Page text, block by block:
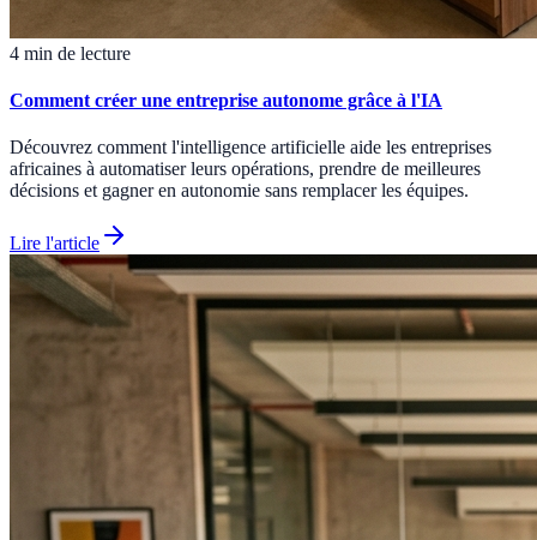
4 min de lecture
Comment créer une entreprise autonome grâce à l'IA
Découvrez comment l'intelligence artificielle aide les entreprises
africaines à automatiser leurs opérations, prendre de meilleures
décisions et gagner en autonomie sans remplacer les équipes.
Lire l'article